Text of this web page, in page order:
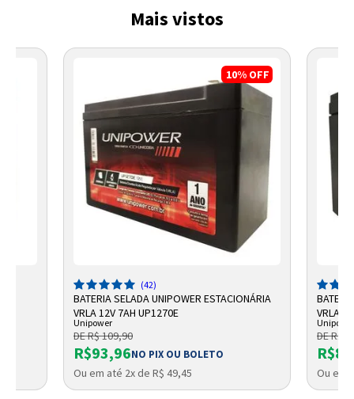
Mais vistos
10% OFF
(42)
BATERIA SELADA UNIPOWER ESTACIONÁRIA
VRLA 12V 7AH UP1270E
Unipower
DE R$ 109,90
R$93,96NO PIX OU BOLETO
Ou em até 2x de R$ 49,45
VRLA
DE R$
Ou em